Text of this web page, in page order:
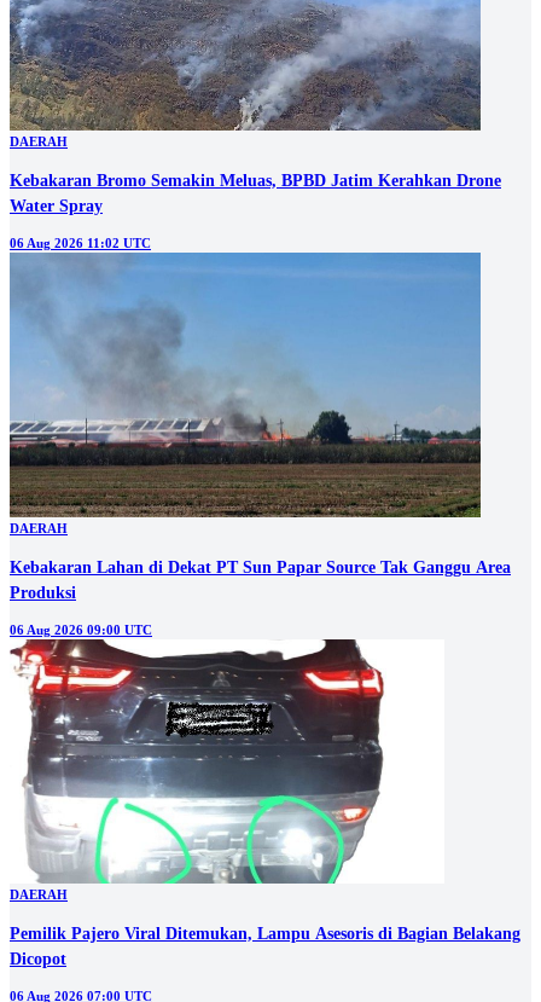
DAERAH
Kebakaran Bromo Semakin Meluas, BPBD Jatim Kerahkan Drone
Water Spray
06 Aug 2026 11:02 UTC
DAERAH
Kebakaran Lahan di Dekat PT Sun Papar Source Tak Ganggu Area
Produksi
06 Aug 2026 09:00 UTC
DAERAH
Pemilik Pajero Viral Ditemukan, Lampu Asesoris di Bagian Belakang
Dicopot
06 Aug 2026 07:00 UTC